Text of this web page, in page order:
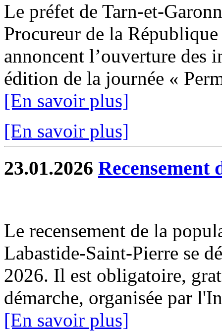
Le préfet de Tarn-et-
Procureur de la
annoncent l’ouverture des
édition de la journée «
[En savoir plus]
[En savoir plus]
23.01.2026 Recensement
Le recensement de la
Labastide-Saint-Pierre se
2026. Il est obligatoire,
démarche, organisée par
[En savoir plus]